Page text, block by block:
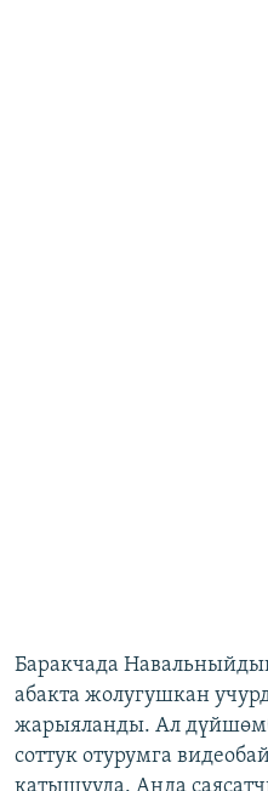
Баракчада
абакта жолугушкан
жарыяланды. Ал
соттук отурумга